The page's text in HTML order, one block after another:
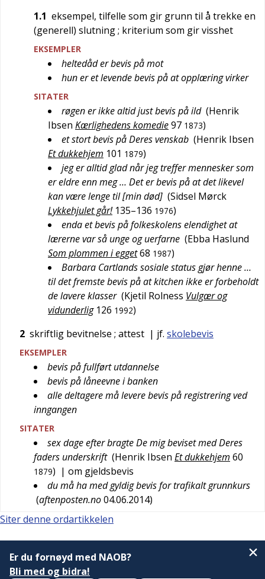
1.1 eksempel, tilfelle som gir grunn til å trekke en
(generell) slutning; kriterium som gir visshet
EKSEMPLER
heltedåd er bevis på mot
hun er et levende bevis på at opplæring virker
SITATER
røgen er ikke altid just bevis på ild (Henrik
Ibsen Kærlighedens komedie97 1873)
et stort bevis på Deres venskab (Henrik Ibsen
Et dukkehjem 101 1879)
jeg er alltid glad når jeg treffer mennesker som
er eldre enn meg … Det er bevis på at det likevel
kan være lenge til [min død] (Sidsel Mørck
Lykkehjulet går! 135–136 1976)
enda et bevis på folkeskolens elendighet at
lærerne var så unge og uerfarne (Ebba Haslund
Som plommen i egget68 1987)
Barbara Cartlands sosiale status gjør henne …
til det fremste bevis på at kitchen ikke er forbeholdt
de lavere klasser (Kjetil Rolness Vulgær og
vidunderlig 126 1992)
2 skriftlig bevitnelse ; attest | jf. skolebevis
EKSEMPLER
bevis på fullført utdannelse
bevis på låneevne i banken
alle deltagere må levere bevis på registrering ved
inngangen
SITATER
sex dage efter bragte De mig beviset med Deres
faders underskrift (Henrik Ibsen Et dukkehjem 60
1879) | om gjeldsbevis
du må ha med gyldig bevis for trafikalt grunnkurs
(aftenposten.no04.06.2014)
Siter denne ordartikkelen
Er du fornøyd med NAOB?
Bli med og bidra!